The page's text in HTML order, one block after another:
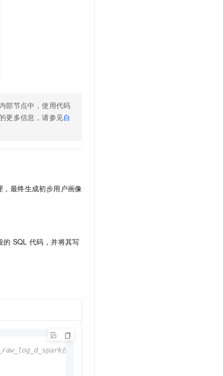
部节点中，使用代码
更多信息，请参见自
，最终生成初步用户画像
的 SQL 代码，并将其写
按"##@@"进行切分后生成多个字段，并写入新表